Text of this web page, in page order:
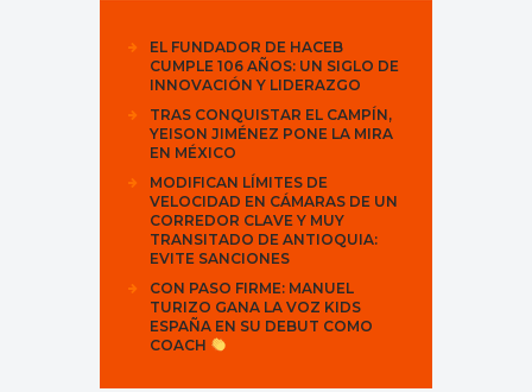
EL FUNDADOR DE HACEB
CUMPLE 106 AÑOS: UN SIGLO DE
INNOVACIÓN Y LIDERAZGO
TRAS CONQUISTAR EL CAMPÍN,
YEISON JIMÉNEZ PONE LA MIRA
EN MÉXICO
MODIFICAN LÍMITES DE
VELOCIDAD EN CÁMARAS DE UN
CORREDOR CLAVE Y MUY
TRANSITADO DE ANTIOQUIA:
EVITE SANCIONES
CON PASO FIRME: MANUEL
TURIZO GANA LA VOZ KIDS
ESPAÑA EN SU DEBUT COMO
COACH